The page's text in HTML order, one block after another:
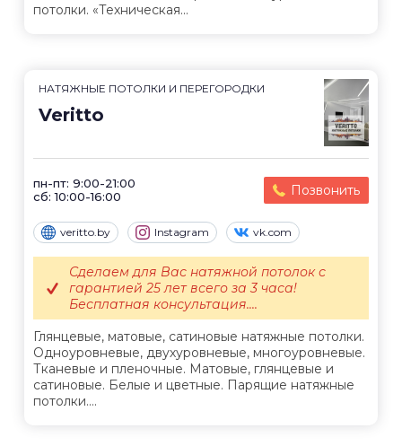
потолки. «Техническая...
НАТЯЖНЫЕ ПОТОЛКИ И ПЕРЕГОРОДКИ
Veritto
пн-пт: 9:00-21:00
сб: 10:00-16:00
Позвонить
veritto.by Instagram vk.com
Глянцевые, матовые, сатиновые натяжные потолки.
Одноуровневые, двухуровневые, многоуровневые.
Тканевые и пленочные. Матовые, глянцевые и
сатиновые. Белые и цветные. Парящие натяжные
потолки....
Сделаем для Вас натяжной потолок с
гарантией 25 лет всего за 3 часа!
Бесплатная консультация....